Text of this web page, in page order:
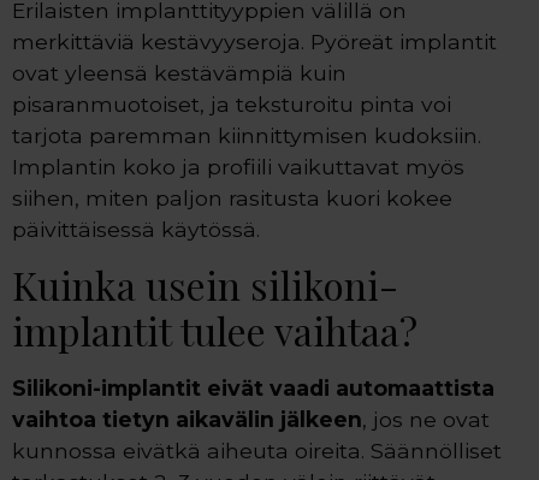
Erilaisten implanttityyppien välillä on
merkittäviä kestävyyseroja. Pyöreät implantit
ovat yleensä kestävämpiä kuin
pisaranmuotoiset, ja teksturoitu pinta voi
tarjota paremman kiinnittymisen kudoksiin.
Implantin koko ja profiili vaikuttavat myös
siihen, miten paljon rasitusta kuori kokee
päivittäisessä käytössä.
Kuinka usein silikoni-
implantit tulee vaihtaa?
Silikoni-implantit eivät vaadi automaattista
vaihtoa tietyn aikavälin jälkeen, jos ne ovat
kunnossa eivätkä aiheuta oireita. Säännölliset